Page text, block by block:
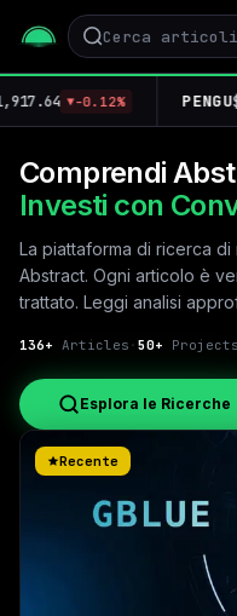
▼-0.12% PENGU
Comprendi
Investi con
La piattaforma di ricerca
Abstract. Ogni articolo è
trattato. Leggi analisi
136+ Articles · 50+ Projects
Esplora le Ricerche
Recente